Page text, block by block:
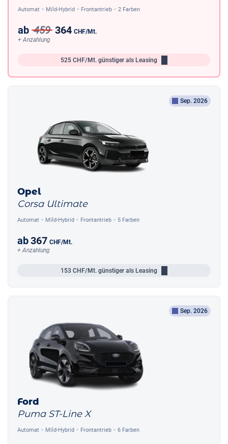
Automat Mild-Hybrid Frontantrieb 2 Farben
ab 459 364 CHF/Mt.
+ Anzahlung
525 CHF/Mt. günstiger als Leasing
Sep. 2026
Opel
Corsa Ultimate
Automat Mild-Hybrid Frontantrieb 5 Farben
ab367 CHF/Mt.
+ Anzahlung
153 CHF/Mt. günstiger als Leasing
Sep. 2026
Ford
Puma ST-Line X
Automat Mild-Hybrid Frontantrieb 6 Farben